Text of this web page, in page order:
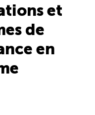
et
de
en